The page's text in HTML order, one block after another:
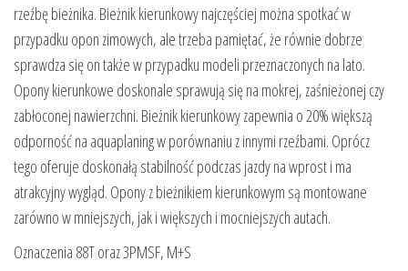
rzeźbę bieżnika. Bieżnik kierunkowy najczęściej można spotkać w
przypadku opon zimowych, ale trzeba pamiętać, że równie dobrze
sprawdza się on także w przypadku modeli przeznaczonych na lato.
Opony kierunkowe doskonale sprawują się na mokrej, zaśnieżonej czy
zabłoconej nawierzchni. Bieżnik kierunkowy zapewnia o 20% większą
odporność na aquaplaning w porównaniu z innymi rzeźbami. Oprócz
tego oferuje doskonałą stabilność podczas jazdy na wprost i ma
atrakcyjny wygląd. Opony z bieżnikiem kierunkowym są montowane
zarówno w mniejszych, jak i większych i mocniejszych autach.
Oznaczenia 88T oraz 3PMSF, M+S